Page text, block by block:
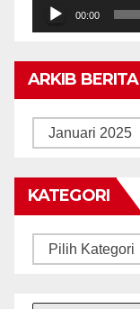
00:00
ARKIB BERITA
ARKIB
KATEGORI
Kategori